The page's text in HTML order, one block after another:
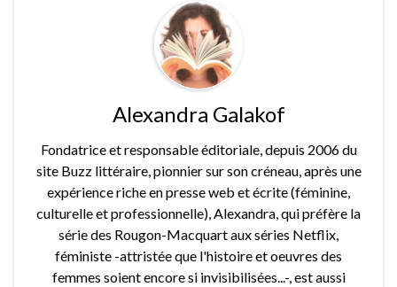
Alexandra Galakof
Fondatrice et responsable éditoriale, depuis 2006 du
site Buzz littéraire, pionnier sur son créneau, après une
expérience riche en presse web et écrite (féminine,
culturelle et professionnelle), Alexandra, qui préfère la
série des Rougon-Macquart aux séries Netflix,
féministe -attristée que l'histoire et oeuvres des
femmes soient encore si invisibilisées...-, est aussi